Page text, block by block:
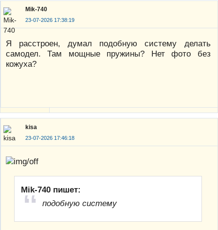
Mik-740
23-07-2026 17:38:19
Я расстроен, думал подобную систему делать
самодел. Там мощные пружины? Нет фото без
кожуха?
kisa
23-07-2026 17:46:18
Mik-740 пишет:
подобную систему